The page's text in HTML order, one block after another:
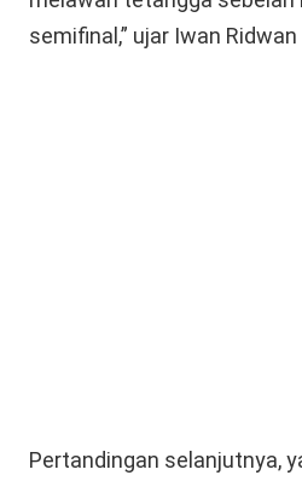
semifinal,” ujar Iwan
Pertandingan selanjutnya,